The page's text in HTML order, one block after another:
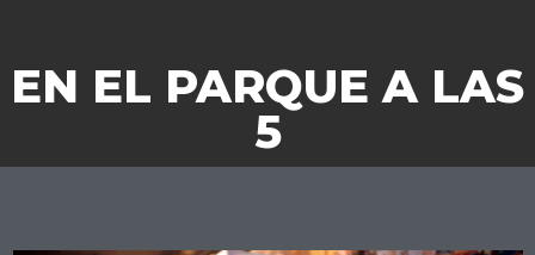
EN EL PARQUE A LAS
5